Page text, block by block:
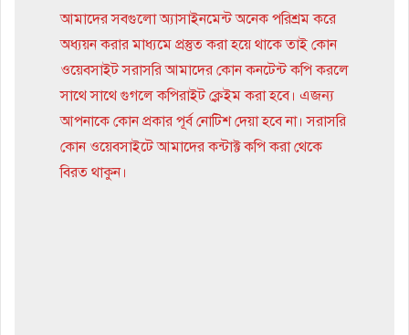
আমাদের সবগুলো অ্যাসাইনমেন্ট অনেক পরিশ্রম করে
অধ্যয়ন করার মাধ্যমে প্রস্তুত করা হয়ে থাকে তাই কোন
ওয়েবসাইট সরাসরি আমাদের কোন কনটেন্ট কপি করলে
সাথে সাথে গুগলে কপিরাইট ক্লেইম করা হবে। এজন্য
আপনাকে কোন প্রকার পূর্ব নোটিশ দেয়া হবে না। সরাসরি
কোন ওয়েবসাইটে আমাদের কন্টাক্ট কপি করা থেকে
বিরত থাকুন।